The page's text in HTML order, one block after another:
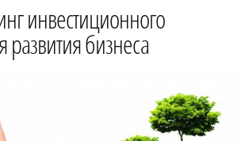
инвестиционного
развития бизнеса